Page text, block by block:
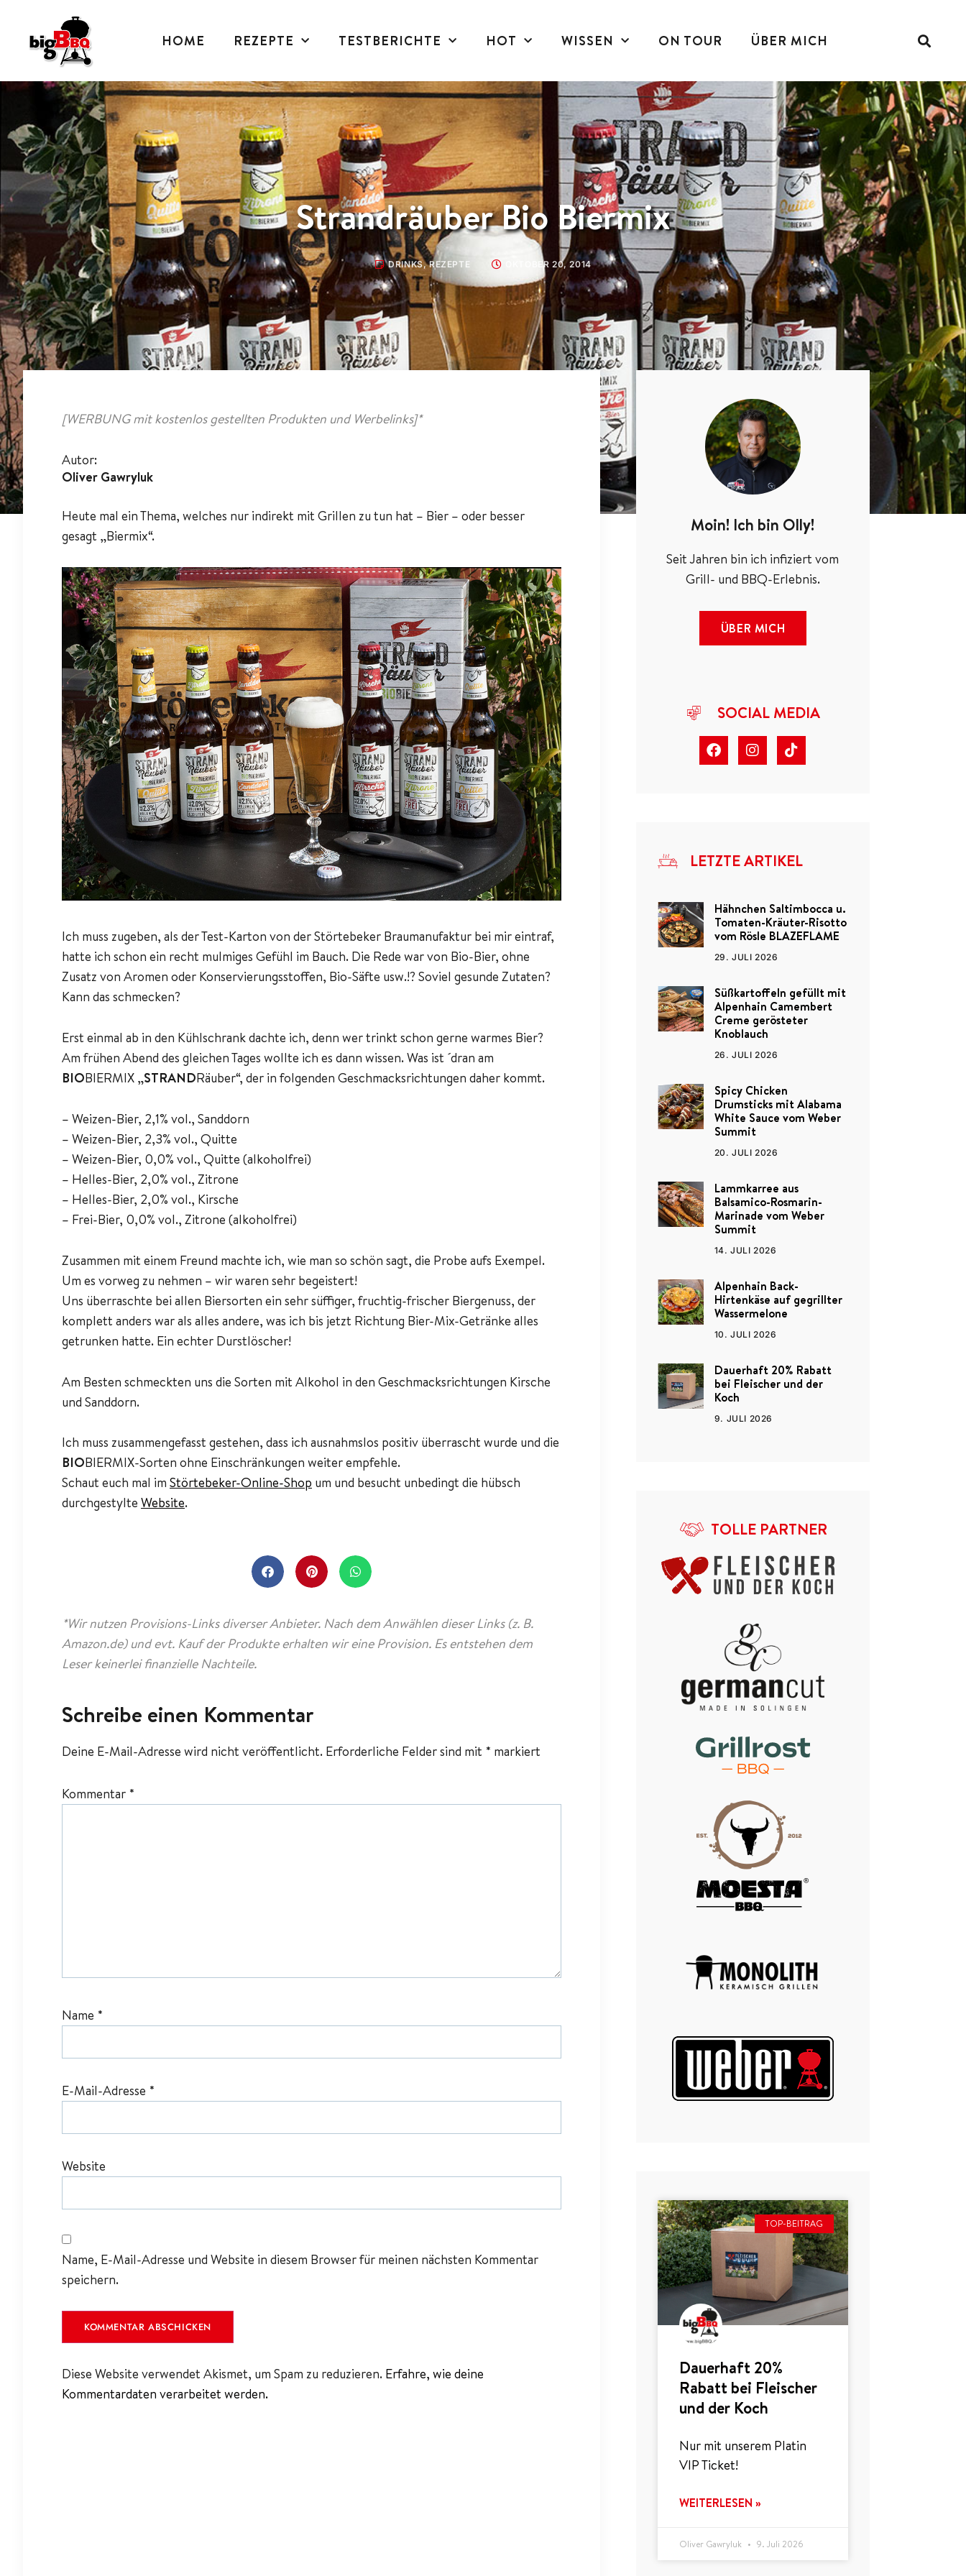
HOME REZEPTE TESTBERICHTE HOT WISSEN ON TOUR ÜBER MICH
Strandräuber Bio Biermix
DRINKS,REZEPTE OKTOBER 20, 2014
[WERBUNG mit kostenlos gestellten Produkten und Werbelinks]*
Autor:
Oliver Gawryluk
Heute mal ein Thema, welches nur indirekt mit Grillen zu tun hat – Bier – oder besser
gesagt „Biermix“.
Ich muss zugeben, als der Test-Karton von der Störtebeker Braumanufaktur bei mir eintraf,
hatte ich schon ein recht mulmiges Gefühl im Bauch. Die Rede war von Bio-Bier, ohne
Zusatz von Aromen oder Konservierungsstoffen, Bio-Säfte usw.!? Soviel gesunde Zutaten?
Kann das schmecken?
Erst einmal ab in den Kühlschrank dachte ich, denn wer trinkt schon gerne warmes Bier?
Am frühen Abend des gleichen Tages wollte ich es dann wissen. Was ist ´dran am
BIOBIERMIX „STRANDRäuber“, der in folgenden Geschmacksrichtungen daher kommt.
– Weizen-Bier, 2,1% vol., Sanddorn
– Weizen-Bier, 2,3% vol., Quitte
– Weizen-Bier, 0,0% vol., Quitte (alkoholfrei)
– Helles-Bier, 2,0% vol., Zitrone
– Helles-Bier, 2,0% vol., Kirsche
– Frei-Bier, 0,0% vol., Zitrone (alkoholfrei)
Zusammen mit einem Freund machte ich, wie man so schön sagt, die Probe aufs Exempel.
Um es vorweg zu nehmen – wir waren sehr begeistert!
Uns überraschte bei allen Biersorten ein sehr süffiger, fruchtig-frischer Biergenuss, der
komplett anders war als alles andere, was ich bis jetzt Richtung Bier-Mix-Getränke alles
getrunken hatte. Ein echter Durstlöscher!
Am Besten schmeckten uns die Sorten mit Alkohol in den Geschmacksrichtungen Kirsche
und Sanddorn.
Ich muss zusammengefasst gestehen, dass ich ausnahmslos positiv überrascht wurde und die
BIOBIERMIX-Sorten ohne Einschränkungen weiter empfehle.
Schaut euch mal im Störtebeker-Online-Shop um und besucht unbedingt die hübsch
durchgestylte Website.
*Wir nutzen Provisions-Links diverser Anbieter. Nach dem Anwählen dieser Links (z. B.
Amazon.de) und evt. Kauf der Produkte erhalten wir eine Provision. Es entstehen dem
Leser keinerlei finanzielle Nachteile.
Schreibe einen Kommentar
Deine E-Mail-Adresse wird nicht veröffentlicht. Erforderliche Felder sind mit * markiert
Kommentar *
Name *
E-Mail-Adresse *
Website
Name, E-Mail-Adresse und Website in diesem Browser für meinen nächsten Kommentar
speichern.
Diese Website verwendet Akismet, um Spam zu reduzieren. Erfahre, wie deine
Kommentardaten verarbeitet werden.
Moin! Ich bin Olly!
Seit Jahren bin ich infiziert vom
Grill- und BBQ-Erlebnis.
ÜBER MICH
SOCIAL MEDIA
LETZTE ARTIKEL
Hähnchen Saltimbocca u.
Tomaten-Kräuter-Risotto
vom Rösle BLAZEFLAME
29. JULI 2026
Süßkartoffeln gefüllt mit
Alpenhain Camembert
Creme gerösteter
Knoblauch
26. JULI 2026
Spicy Chicken
Drumsticks mit Alabama
White Sauce vom Weber
Summit
20. JULI 2026
Lammkarree aus
Balsamico-Rosmarin-
Marinade vom Weber
Summit
14. JULI 2026
Alpenhain Back-
Hirtenkäse auf gegrillter
Wassermelone
10. JULI 2026
Dauerhaft 20% Rabatt
bei Fleischer und der
Koch
9. JULI 2026
TOLLE PARTNER
TOP-BEITRAG
Dauerhaft 20%
Rabatt bei Fleischer
und der Koch
Nur mit unserem Platin
VIP Ticket!
WEITERLESEN »
Oliver Gawryluk 9. Juli 2026